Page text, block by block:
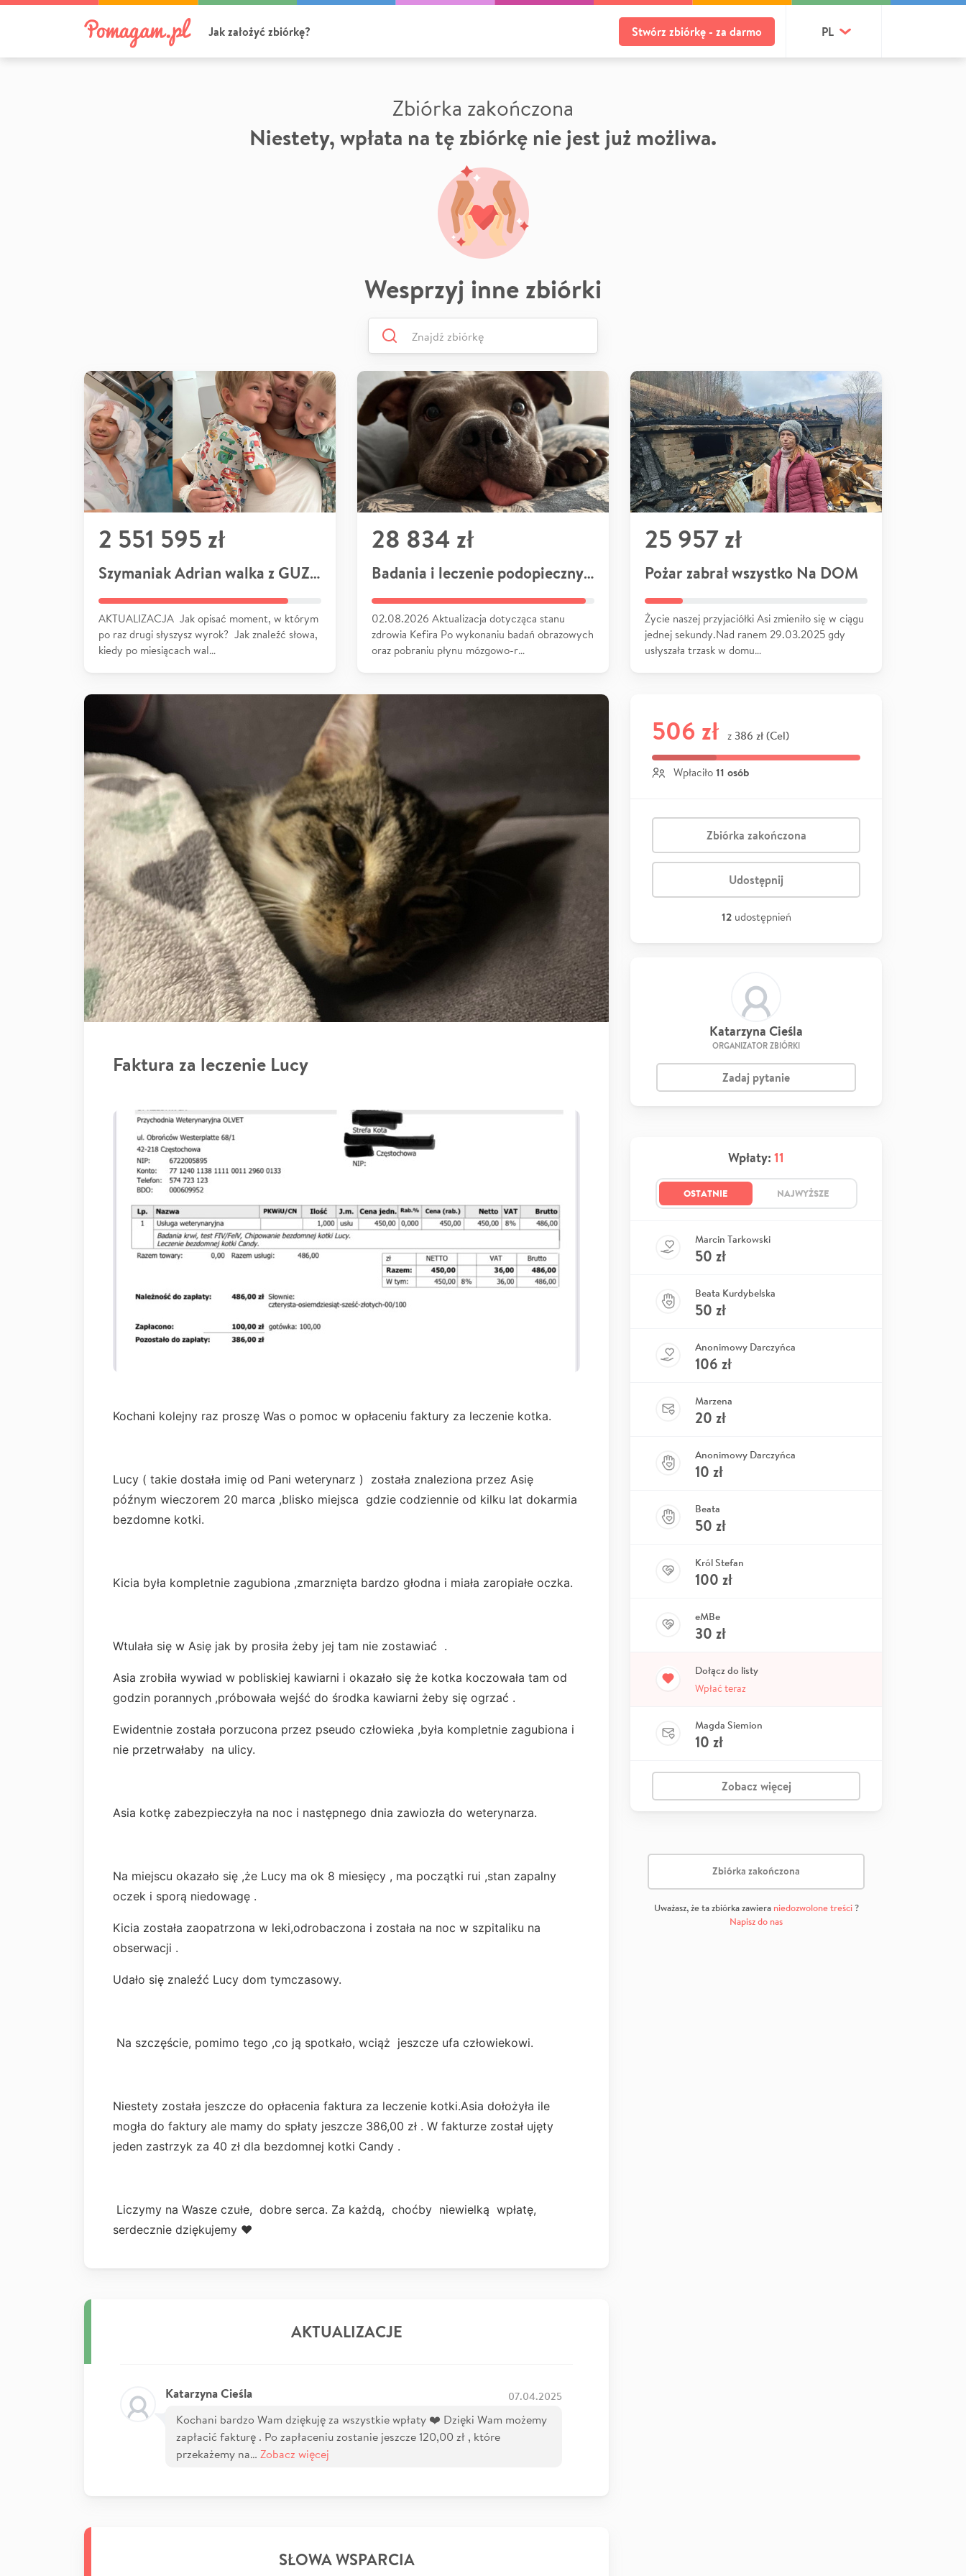
Jak założyć zbiórkę? Stwórz zbiórkę - za darmo PL
Zbiórka zakończona
Niestety, wpłata na tę zbiórkę nie jest już możliwa.
Wesprzyj inne zbiórki
2 551 595 zł
Szymaniak Adrian walka z GUZEM
AKTUALIZACJA Jak opisać moment, w którym
po raz drugi słyszysz wyrok? Jak znaleźć słowa,
kiedy po miesiącach wal…
28 834 zł
Badania i leczenie podopiecznych
02.08.2026 Aktualizacja dotycząca stanu
zdrowia Kefira Po wykonaniu badań obrazowych
oraz pobraniu płynu mózgowo-r…
25 957 zł
Pożar zabrał wszystko Na DOM
Życie naszej przyjaciółki Asi zmieniło się w ciągu
jednej sekundy.Nad ranem 29.03.2025 gdy
usłyszała trzask w domu…
Faktura za leczenie Lucy
Kochani kolejny raz proszę Was o pomoc w opłaceniu faktury za leczenie kotka.
Lucy ( takie dostała imię od Pani weterynarz ) została znaleziona przez Asię
późnym wieczorem 20 marca ,blisko miejsca gdzie codziennie od kilku lat dokarmia
bezdomne kotki.
Kicia była kompletnie zagubiona ,zmarznięta bardzo głodna i miała zaropiałe oczka.
Wtulała się w Asię jak by prosiła żeby jej tam nie zostawiać .
Asia zrobiła wywiad w pobliskiej kawiarni i okazało się że kotka koczowała tam od
godzin porannych ,próbowała wejść do środka kawiarni żeby się ogrzać .
Ewidentnie została porzucona przez pseudo człowieka ,była kompletnie zagubiona i
nie przetrwałaby na ulicy.
Asia kotkę zabezpieczyła na noc i następnego dnia zawiozła do weterynarza.
Na miejscu okazało się ,że Lucy ma ok 8 miesięcy , ma początki rui ,stan zapalny
oczek i sporą niedowagę .
Kicia została zaopatrzona w leki,odrobaczona i została na noc w szpitaliku na
obserwacji .
Udało się znaleźć Lucy dom tymczasowy.
Na szczęście, pomimo tego ,co ją spotkało, wciąż jeszcze ufa człowiekowi.
Niestety została jeszcze do opłacenia faktura za leczenie kotki.Asia dołożyła ile
mogła do faktury ale mamy do spłaty jeszcze 386,00 zł . W fakturze został ujęty
jeden zastrzyk za 40 zł dla bezdomnej kotki Candy .
Liczymy na Wasze czułe, dobre serca. Za każdą, choćby niewielką wpłatę,
serdecznie dziękujemy ❤
AKTUALIZACJE
Katarzyna Cieśla 07.04.2025
Kochani bardzo Wam dziękuję za wszystkie wpłaty ❤️ Dzięki Wam możemy
zapłacić fakturę . Po zapłaceniu zostanie jeszcze 120,00 zł , które
przekażemy na… Zobacz więcej
SŁOWA WSPARCIA
506 zł z 386 zł (Cel)
Wpłaciło 11 osób
Zbiórka zakończona
Udostępnij
12 udostępnień
Katarzyna Cieśla
ORGANIZATOR ZBIÓRKI
Zadaj pytanie
Wpłaty: 11
OSTATNIE NAJWYŻSZE
Marcin Tarkowski
50 zł
Beata Kurdybelska
50 zł
Anonimowy Darczyńca
106 zł
Marzena
20 zł
Anonimowy Darczyńca
10 zł
Beata
50 zł
Król Stefan
100 zł
eMBe
30 zł
Dołącz do listy
Wpłać teraz
Magda Siemion
10 zł
Zobacz więcej
Zbiórka zakończona
Uważasz, że ta zbiórka zawiera niedozwolone treści?
Napisz do nas